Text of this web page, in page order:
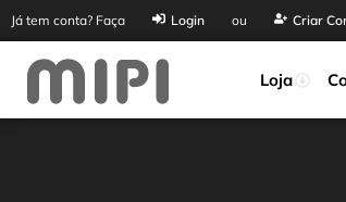
Já tem conta? Faça Login ou Criar
Loja